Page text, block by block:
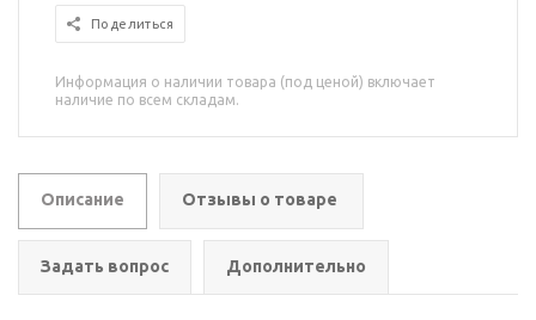
Поделиться
Информация о наличии товара (под ценой) включает
наличие по всем складам.
Описание Отзывы о товаре
Задать вопрос Дополнительно